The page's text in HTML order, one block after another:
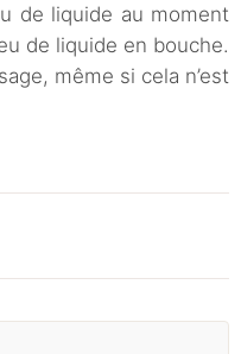
de liquide au moment
de liquide en bouche.
même si cela n’est